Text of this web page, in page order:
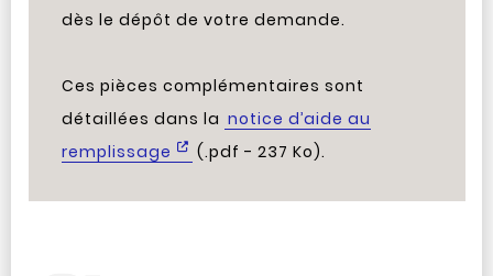
dès le dépôt de votre demande.
Ces pièces complémentaires sont
détaillées dans la notice d’aide au
remplissage
(.pdf - 237 Ko).